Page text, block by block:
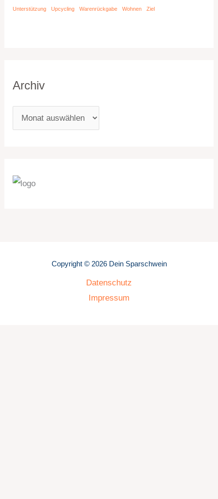
Unterstützung Upcycling Warenrückgabe Wohnen Ziel
Archiv
Copyright © 2026 Dein Sparschwein
Datenschutz
Impressum